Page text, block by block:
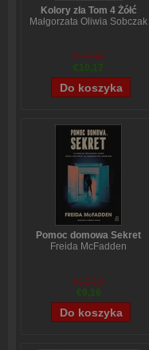
Kolory zła Tom 4 Żółć
Małgorzata Oliwia Sobczak
€12,65
€10,17
Pomoc domowa Sekret
Freida McFadden
€12,13
€9,16